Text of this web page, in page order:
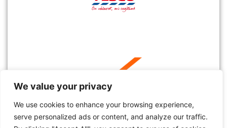
We value your privacy
We use cookies to enhance your browsing experience,
serve personalized ads or content, and analyze our traffic.